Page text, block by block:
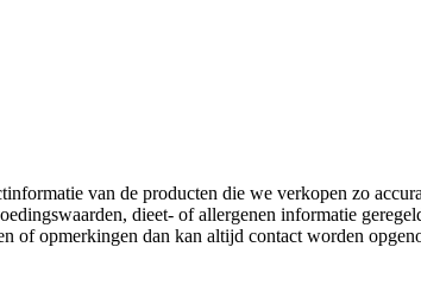
van de producten die we verkopen zo
dieet- of allergenen informatie
of opmerkingen dan kan altijd contact worden